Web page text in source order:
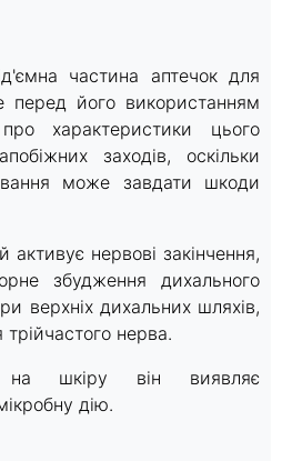
частина аптечок для
перед його використанням
характеристики цього
заходів, оскільки
може завдати шкоди
активує нервові закінчення,
збудження дихального
верхніх дихальних шляхів,
нерва.
на шкіру він виявляє
дію.